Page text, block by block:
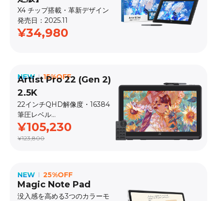
X4 チップ搭載・革新デザイン
発売日：2025.11
¥34,980
NEW 15%OFF
Artist Pro 22 (Gen 2)
2.5K
22インチQHD解像度・16384
筆圧レベル
発売日：2025.1
¥105,230
¥123,800
NEW 25%OFF
Magic Note Pad
没入感を高める3つのカラーモ